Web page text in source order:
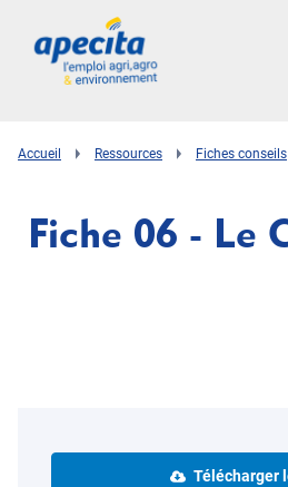
Accueil Ressources Fiches conseils
Fiche 06 - Le
Télécharger